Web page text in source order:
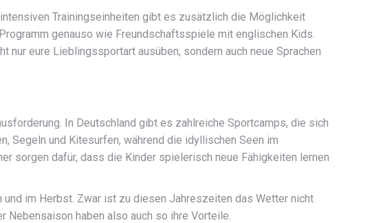
Trainingseinheiten gibt es zusätzlich die Möglichkeit
genauso wie Freundschaftsspiele mit englischen Kids.
nur eure Lieblingssportart ausüben, sondern auch neue Sprachen
In Deutschland gibt es zahlreiche Sportcamps, die sich
Segeln und Kitesurfen, während die idyllischen Seen im
sorgen dafür, dass die Kinder spielerisch neue Fähigkeiten lernen
im Herbst. Zwar ist zu diesen Jahreszeiten das Wetter nicht
haben also auch so ihre Vorteile.